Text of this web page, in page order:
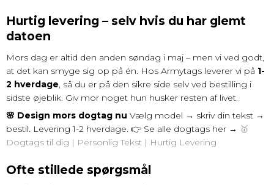
Hurtig levering – selv hvis du har glemt
datoen
Mors dag er altid den anden søndag i maj – men vi ved godt,
at det kan smyge sig op på én. Hos Armytags leverer vi på 1-
2 hverdage, så du er på den sikre side selv ved bestilling i
sidste øjeblik. Giv mor noget hun husker resten af livet.
🌸 Design mors dogtag nu Vælg model → skriv din tekst →
bestil. Levering 1-2 hverdage. 👉 Se alle dogtags her → 🥇
Dogtags til dig | Personlig Tekst | Hurtig Levering
Ofte stillede spørgsmål